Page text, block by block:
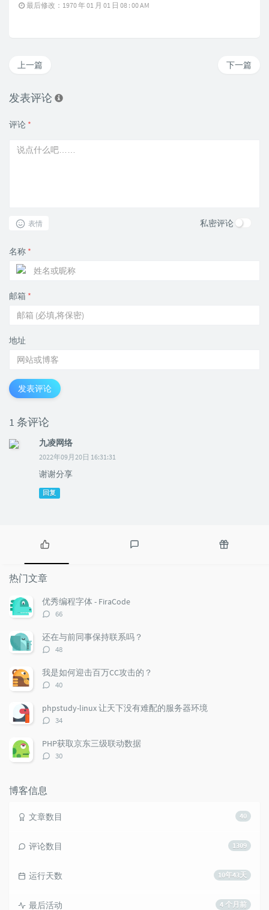
最后修改：1970 年 01 月 01 日 08 : 00 AM
下一篇
上一篇
发表评论
评论 *
表情 私密评论
名称 *
邮箱 *
地址
发表评论
1 条评论
九凌网络
2022年09月20日 16:31:31
谢谢分享
回复
热
门
文
章
热门文章
优秀编程字体 - FiraCode
评
数：
66
还在与前同事保持联系吗？
评
数：
48
我是如何迎击百万CC攻击的？
评
数：
40
phpstudy-linux 让天下没有难配的服务器环境
评
数：
34
PHP获取京东三级联动数据
评
30
博客信息
40
文章数目
1309
评论数目
10年43天
运行天数
4 个月前
最后活动